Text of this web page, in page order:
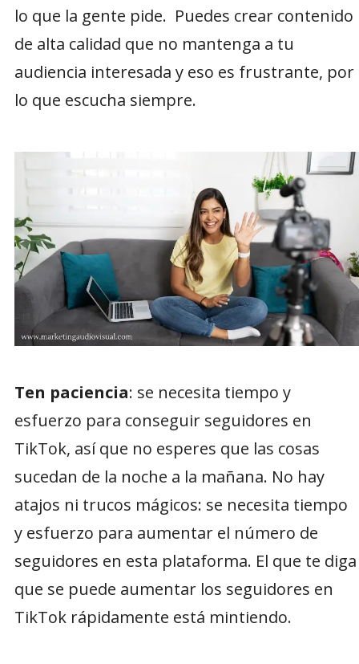
lo que la gente pide. Puedes crear contenido
de alta calidad que no mantenga a tu
audiencia interesada y eso es frustrante, por
lo que escucha siempre.
Ten paciencia: se necesita tiempo y
esfuerzo para conseguir seguidores en
TikTok, así que no esperes que las cosas
sucedan de la noche a la mañana. No hay
atajos ni trucos mágicos: se necesita tiempo
y esfuerzo para aumentar el número de
seguidores en esta plataforma. El que te diga
que se puede aumentar los seguidores en
TikTok rápidamente está mintiendo.